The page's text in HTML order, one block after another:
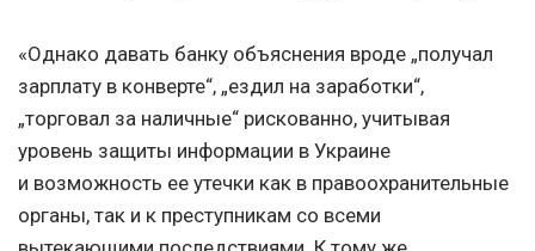
«Однако давать банку объяснения вроде „получал
зарплату в конверте“, „ездил на заработки“,
„торговал за наличные“ рискованно, учитывая
уровень защиты информации в Украине
и возможность ее утечки как в правоохранительные
органы, так и к преступникам со всеми